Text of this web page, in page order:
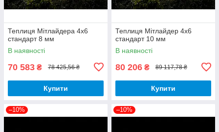
Теплиця Мітлайдера 4х6
стандарт 8 мм
В наявності
70 583 ₴ 78 425,56 ₴
Купити
Теплиця Мітлайдер 4х6
стандарт 10 мм
В наявності
80 206 ₴ 89 117,78 ₴
Купити
–10% –10%